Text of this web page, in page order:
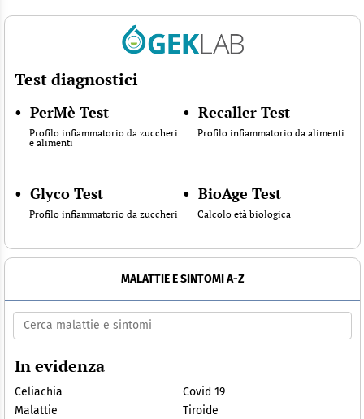
Test diagnostici
• PerMè Test
Profilo infiammatorio da zuccheri
e alimenti
• Recaller Test
Profilo infiammatorio da alimenti
• Glyco Test
Profilo infiammatorio da zuccheri
• BioAge Test
Calcolo età biologica
MALATTIE E SINTOMI A-Z
In evidenza
Celiachia
Covid 19
Malattie
Tiroide